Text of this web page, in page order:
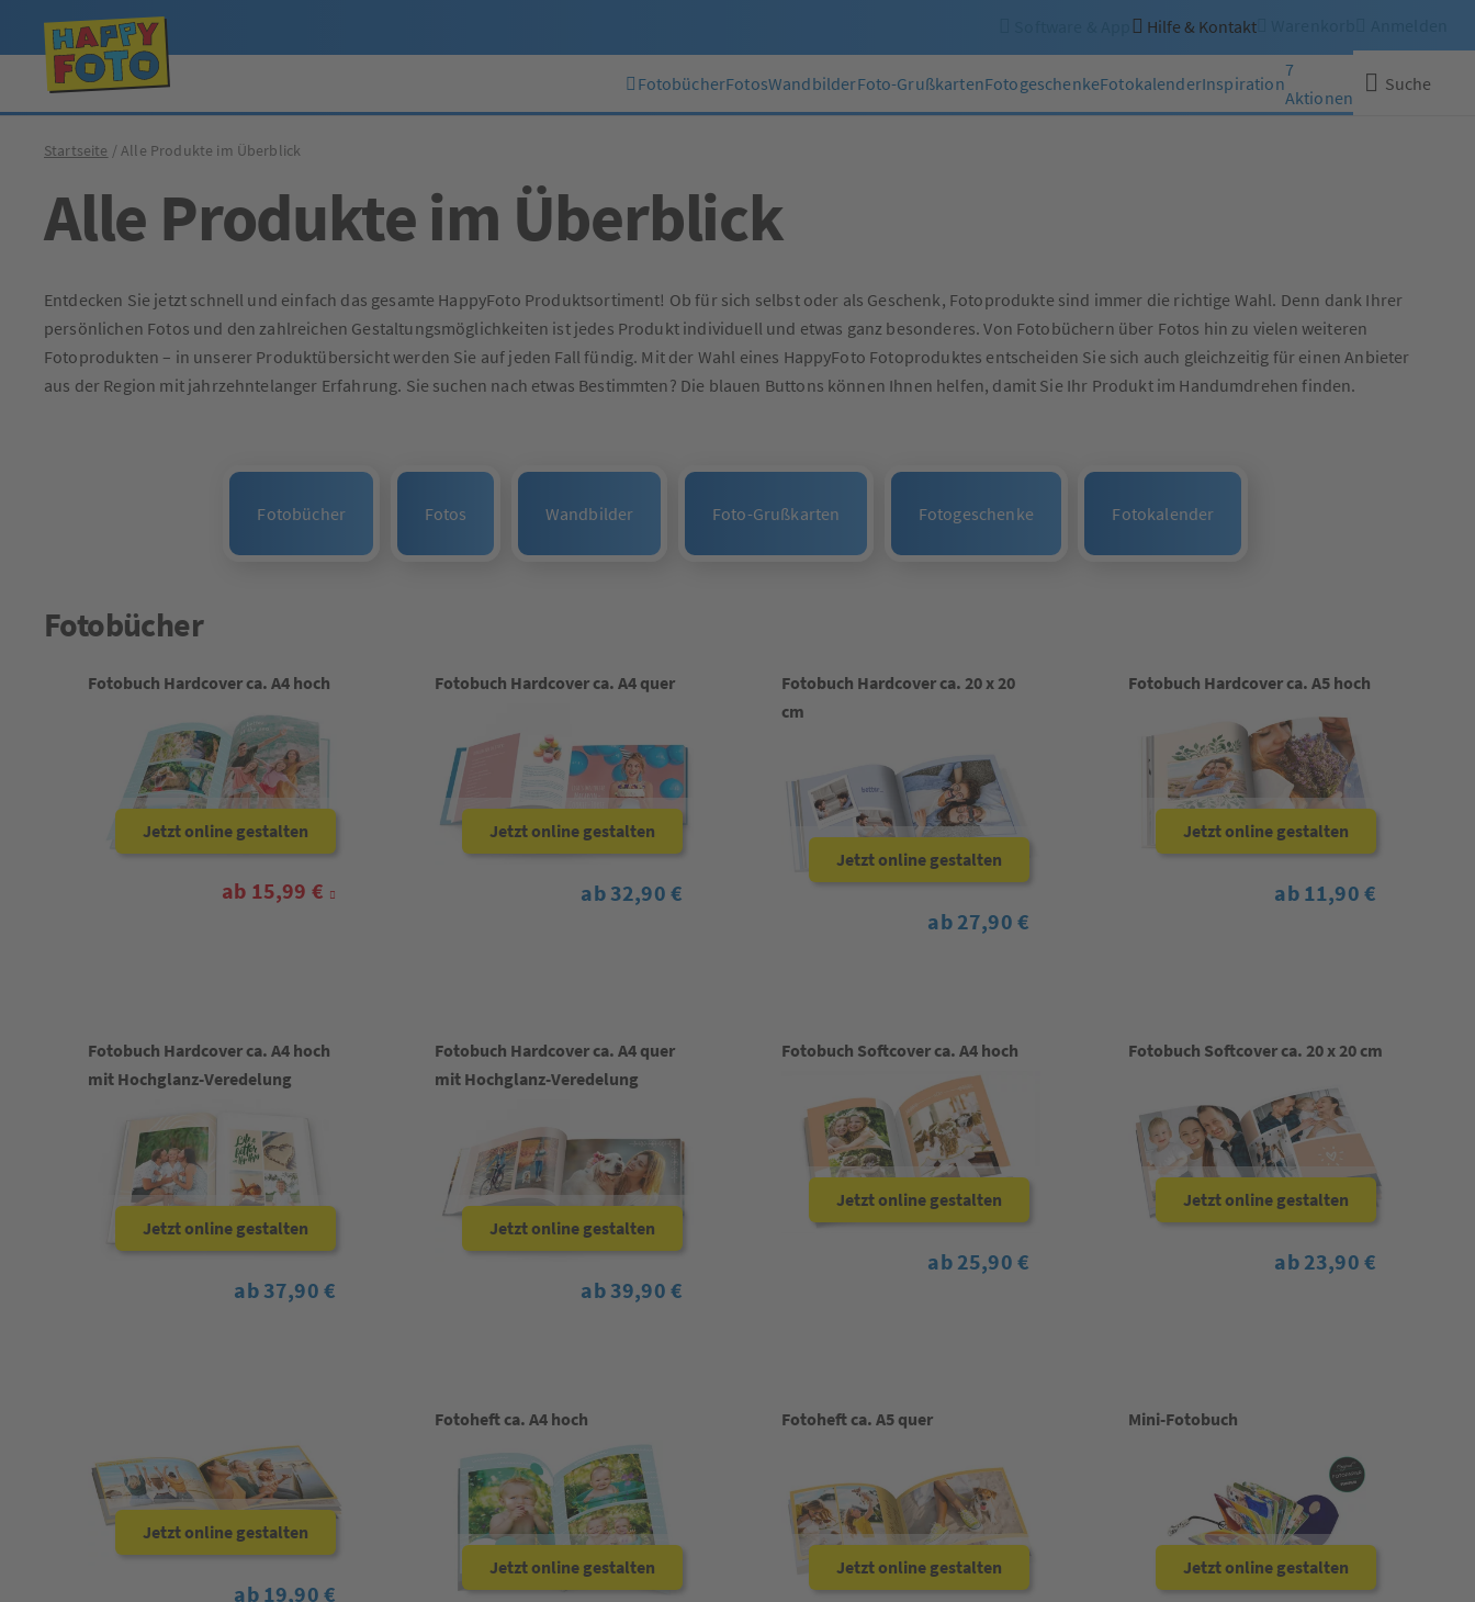
Hilfe & Kontakt
FotobücherFotosWandbilderFoto-GrußkartenFotogeschenkeFotokalenderInspiration
7
Aktionen
Suche
Startseite
Alle Produkte im Überblick
Alle Produkte im Überblick
Entdecken Sie jetzt schnell und einfach das gesamte HappyFoto Produktsortiment! Ob für sich selbst oder als Geschenk, Fotoprodukte sind immer die richtige Wahl. Denn dank Ihrer
persönlichen Fotos und den zahlreichen Gestaltungsmöglichkeiten ist jedes Produkt individuell und etwas ganz besonderes. Von Fotobüchern über Fotos hin zu vielen weiteren
Fotoprodukten – in unserer Produktübersicht werden Sie auf jeden Fall fündig. Mit der Wahl eines HappyFoto Fotoproduktes entscheiden Sie sich auch gleichzeitig für einen Anbieter
aus der Region mit jahrzehntelanger Erfahrung. Sie suchen nach etwas Bestimmten? Die blauen Buttons können Ihnen helfen, damit Sie Ihr Produkt im Handumdrehen finden.
Fotobücher Fotos Wandbilder Foto-Grußkarten Fotogeschenke Fotokalender
Fotobücher
Fotobuch Hardcover ca. A4 hoch
Jetzt online gestalten
ab 15,99 €
Fotobuch Hardcover ca. A4 quer
Jetzt online gestalten
ab 32,90 €
Fotobuch Hardcover ca. 20 x 20
cm
Jetzt online gestalten
ab 27,90 €
Fotobuch Hardcover ca. A5 hoch
Jetzt online gestalten
ab 11,90 €
Fotobuch Hardcover ca. A4 hoch
mit Hochglanz-Veredelung
Jetzt online gestalten
ab 37,90 €
Fotobuch Hardcover ca. A4 quer
mit Hochglanz-Veredelung
Jetzt online gestalten
ab 39,90 €
Fotobuch Softcover ca. A4 hoch
Jetzt online gestalten
ab 25,90 €
Fotobuch Softcover ca. 20 x 20 cm
Jetzt online gestalten
ab 23,90 €
Jetzt online gestalten
ab 19,90 €
Fotoheft ca. A4 hoch
Jetzt online gestalten
Fotoheft ca. A5 quer
Jetzt online gestalten
Mini-Fotobuch
Jetzt online gestalten